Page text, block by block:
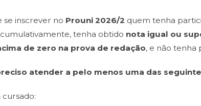
inscrever no Prouni 2026/2 quem tenha
tenha obtido nota igual ou
de zero na prova de redação, e não tenha
atender a pelo menos uma das
cursado: